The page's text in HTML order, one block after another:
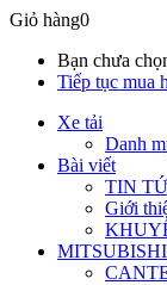
Giỏ hàng0
Bạn chưa
Tiếp tục mua
Xe tải
Danh
Bài viết
TIN
Giới